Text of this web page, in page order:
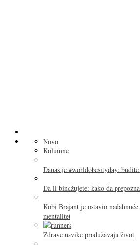
Novo
Kolumne
Danas je #worldobesityday:
Da li bindžujete: kako da
Kobi Brajant je ostavio
mentalitet
Zdrave navike produžavaju život